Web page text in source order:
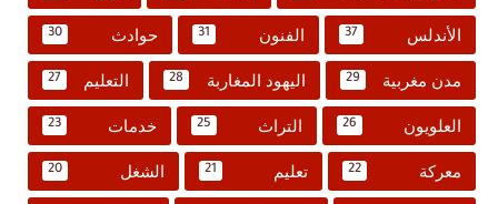
الأندلس 37 الفنون 31 حوادث 30
مدن مغربية 29 اليهود المغاربة 28 التعليم 27
العلويون 26 التراث 25 خدمات 23
معركة 22 تعليم 21 الشغل 20